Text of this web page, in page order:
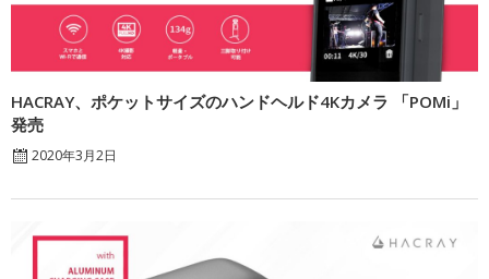
HACRAY、ポケットサイズのハンドヘルド4Kカメラ 「POMi」
発売
2020年3月2日